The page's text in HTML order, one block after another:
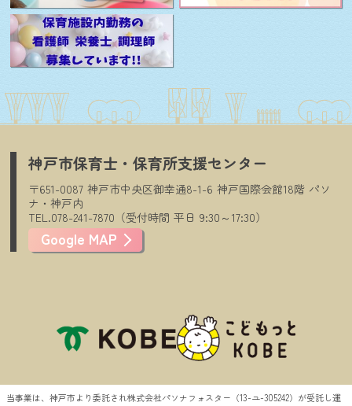
神戸市保育士・保育所支援センター
〒651-0087 神戸市中央区御幸通8-1-6 神戸国際会館18階 パソ
ナ・神戸内
TEL.078-241-7870（受付時間 平日 9:30～17:30）
Google MAP
当事業は、神戸市より委託され株式会社パソナフォスター（13-ユ-305242）が受託し運